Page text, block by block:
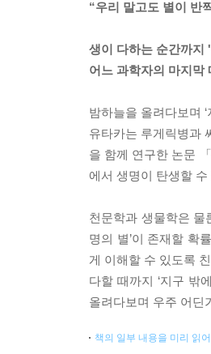
“우리 말고도 별이 반
생이 다하는 순간까지
어느 과학자의 마지막
밤하늘을 올려다보며
유타카는 루게릭병과
을 함께 연구한 논문
에서 생명이 탄생할
천문학과 생물학은 물
명의 별’이 존재할 확
게 이해할 수 있도록
다할 때까지 ‘지구 밖
올려다보며 우주 어딘
책의 일부 내용을 미리 읽